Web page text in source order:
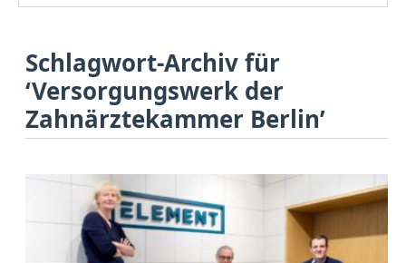
Schlagwort-Archiv für
‘Versorgungswerk der
Zahnärztekammer Berlin’